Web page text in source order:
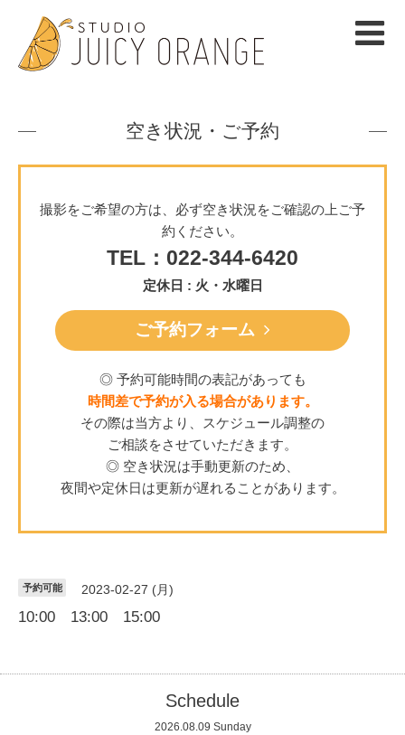
空き状況・ご予約
撮影をご希望の方は、必ず空き状況をご確認の上ご予
約ください。
TEL：022-344-6420
定休日 : 火・水曜日
ご予約フォーム
◎ 予約可能時間の表記があっても
時間差で予約が入る場合があります。
その際は当方より、スケジュール調整の
ご相談をさせていただきます。
◎ 空き状況は手動更新のため、
夜間や定休日は更新が遅れることがあります。
予約可能 2023-02-27 (月)
10:00 13:00 15:00
Schedule
2026.08.09 Sunday